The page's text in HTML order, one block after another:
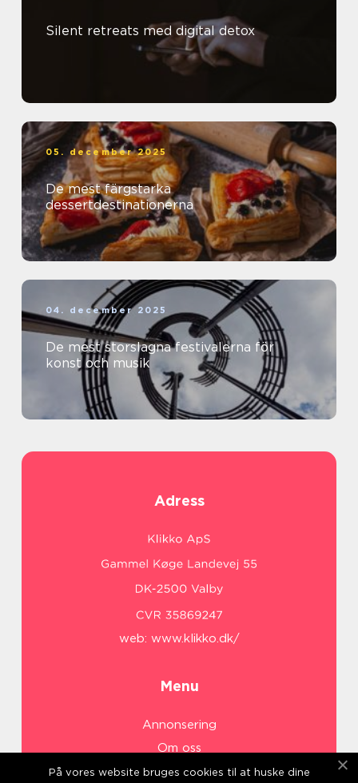
Silent retreats med digital detox
05. december 2025
De mest färgstarka
dessertdestinationerna
04. december 2025
De mest storslagna festivalerna för
konst och musik
Adress
web: www.klikko.dk/
Menu
Annonsering
Om oss
Cookies
På vores website bruges cookies til at huske dine